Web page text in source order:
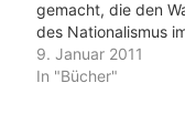
gemacht, die den
des Nationalismus
multikulturellen
und den
9. Januar 2011
In "Bücher"